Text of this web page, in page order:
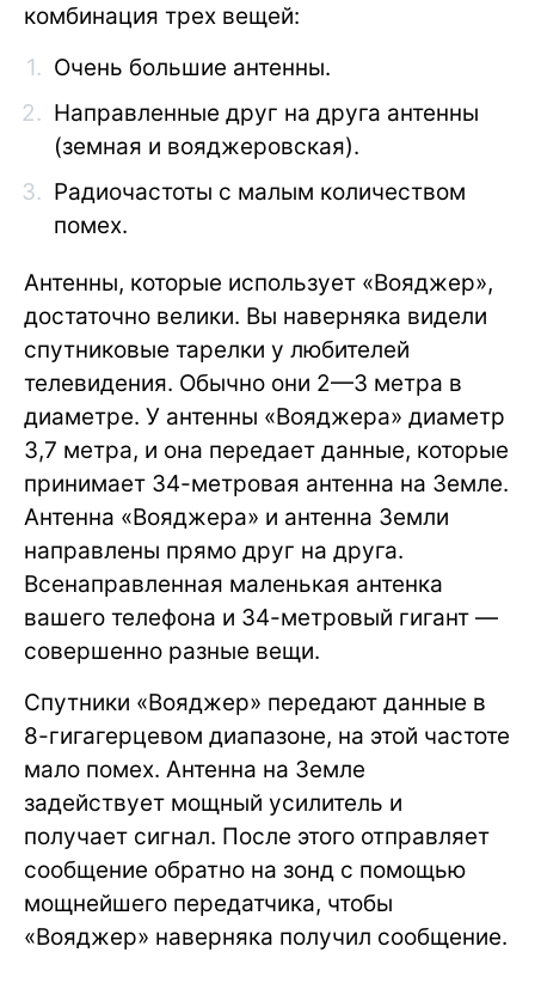
комбинация трех вещей:
Очень большие антенны.
Направленные друг на друга антенны
(земная и вояджеровская).
Радиочастоты с малым количеством
помех.
Антенны, которые использует «Вояджер»,
достаточно велики. Вы наверняка видели
спутниковые тарелки у любителей
телевидения. Обычно они 2—3 метра в
диаметре. У антенны «Вояджера» диаметр
3,7 метра, и она передает данные, которые
принимает 34-метровая антенна на Земле.
Антенна «Вояджера» и антенна Земли
направлены прямо друг на друга.
Всенаправленная маленькая антенка
вашего телефона и 34-метровый гигант —
совершенно разные вещи.
Спутники «Вояджер» передают данные в
8-гигагерцевом диапазоне, на этой частоте
мало помех. Антенна на Земле
задействует мощный усилитель и
получает сигнал. После этого отправляет
сообщение обратно на зонд с помощью
мощнейшего передатчика, чтобы
«Вояджер» наверняка получил сообщение.